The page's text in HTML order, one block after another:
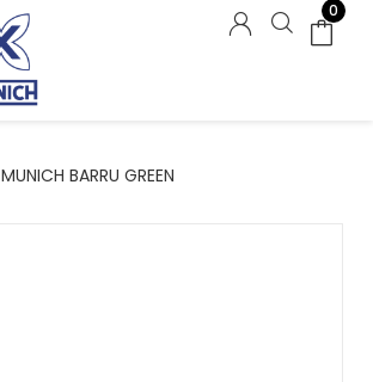
0
MUNICH BARRU GREEN